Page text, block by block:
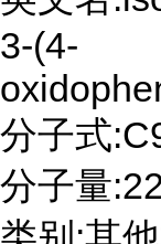
3-(4-
分子式
分子量